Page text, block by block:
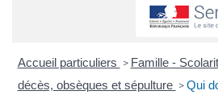
Accueil particuliers > Famille -
décès, obsèques et sépulture > Qui